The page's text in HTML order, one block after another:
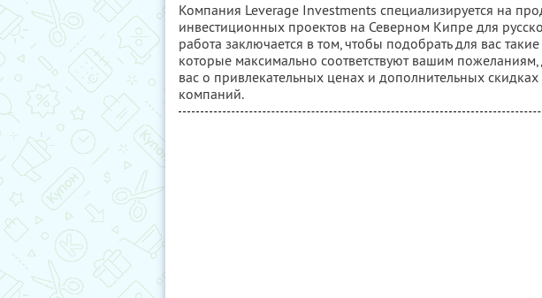
Компания Leverage Investments специализируется на
инвестиционных проектов на Северном Кипре для
работа заключается в том, чтобы подобрать для вас
которые максимально соответствуют вашим
вас о привлекательных ценах и дополнительных
компаний.